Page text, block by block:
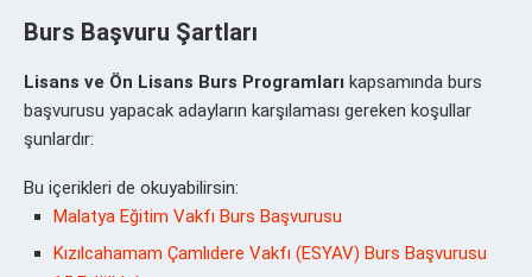
Burs Başvuru Şartları
Lisans ve Ön Lisans Burs Programları kapsamında burs
başvurusu yapacak adayların karşılaması gereken koşullar
şunlardır:
Bu içerikleri de okuyabilirsin:
Malatya Eğitim Vakfı Burs Başvurusu
Kızılcahamam Çamlıdere Vakfı (ESYAV) Burs Başvurusu